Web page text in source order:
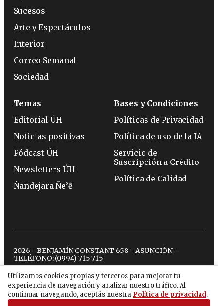
Utilizamos cookies propias y terceros para mejorar tu
experiencia de navegación y analizar nuestro tráfico. Al
continuar navegando, aceptás nuestra Política de privacidad.
Sucesos
Arte y Espectáculos
Interior
Correo Semanal
Sociedad
Temas
Editorial ÚH
Noticias positivas
Pódcast ÚH
Newsletters ÚH
Ñandejara Ñe’ẽ
Bases y Condiciones
Políticas de Privacidad
Política de uso de la IA
Servicio de
Suscripción a Crédito
Política de Calidad
2026 - BENJAMÍN CONSTANT 658 - ASUNCIÓN -
TELÉFONO: (0994) 715 715
twitterinstagram
facebook
tiktokyoutubespotify